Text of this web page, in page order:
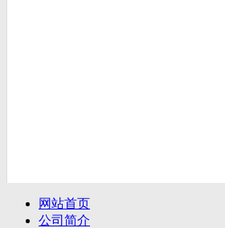
网站首页
公司简介